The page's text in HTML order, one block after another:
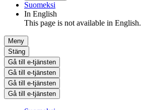
Suomeksi
In English
This page is not available in English.
Meny
Stäng
Gå till e-tjänsten
Gå till e-tjänsten
Gå till e-tjänsten
Gå till e-tjänsten